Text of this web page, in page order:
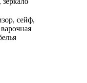
сейф,